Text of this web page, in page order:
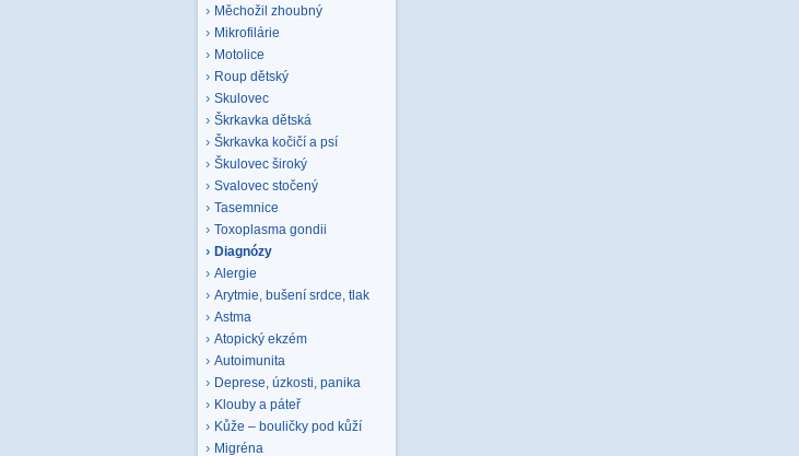
Měchožil zhoubný
Mikrofilárie
Motolice
Roup dětský
Skulovec
Škrkavka dětská
Škrkavka kočičí a psí
Škulovec široký
Svalovec stočený
Tasemnice
Toxoplasma gondii
Diagnózy
Alergie
Arytmie, bušení srdce, tlak
Astma
Atopický ekzém
Autoimunita
Deprese, úzkosti, panika
Klouby a páteř
Kůže – bouličky pod kůží
Migréna